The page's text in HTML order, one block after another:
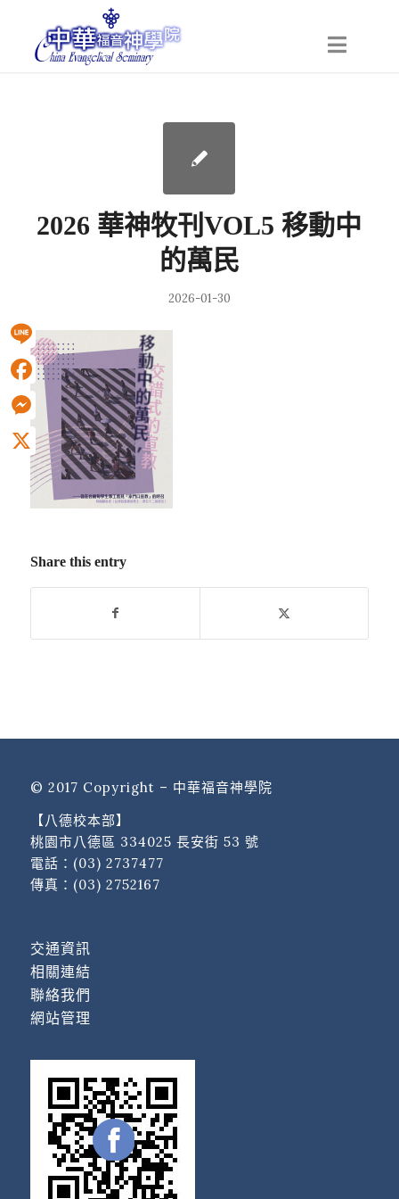
2026 華神牧刊VOL5 移動中
的萬民
2026-01-30
Share this entry
© 2017 Copyright – 中華福音神學院
【八德校本部】
桃園市八德區 334025 長安街 53 號
電話： (03) 2737477
傳真：(03) 2752167
交通資訊
相關連結
聯絡我們
網站管理
Line
Facebook
Messenger